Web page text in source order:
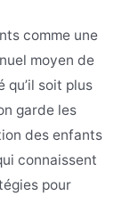
comme une
moyen de
soit plus
garde les
des enfants
connaissent
pour